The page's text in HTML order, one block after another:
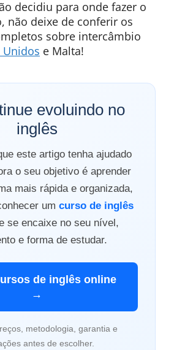
decidiu para onde fazer o
não deixe de conferir os
sobre intercâmbio
Unidos e Malta!
evoluindo no
inglês
este artigo tenha ajudado
o seu objetivo é aprender
mais rápida e organizada,
um curso de inglês
se encaixe no seu nível,
e forma de estudar.
de inglês online
→
metodologia, garantia e
antes de escolher.